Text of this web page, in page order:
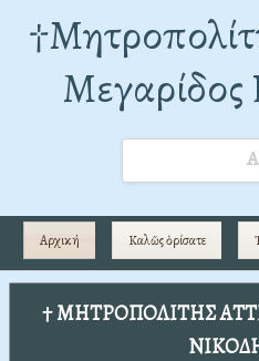
Μεγαρίδος
Αρχική Καλῶς ὁρίσατε
† ΜΗΤΡΟΠΟΛΙΤΗΣ